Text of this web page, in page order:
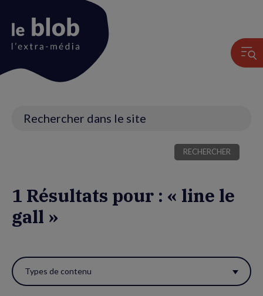
1 Résultats pour : « line le
gall »
ces
filtres
Types de contenu